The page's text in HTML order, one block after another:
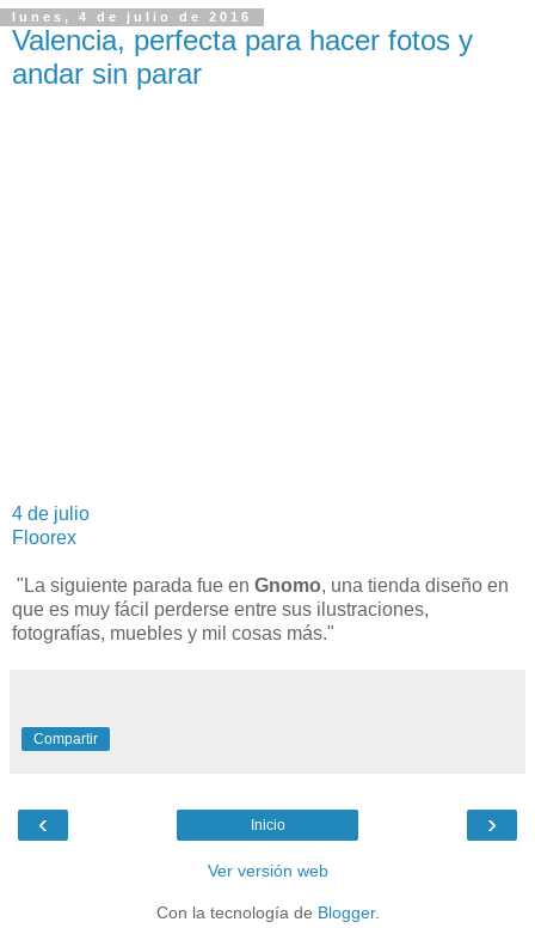
lunes, 4 de julio de 2016
Valencia, perfecta para hacer fotos y
andar sin parar
4 de julio
Floorex
"La siguiente parada fue en Gnomo, una tienda diseño en
que es muy fácil perderse entre sus ilustraciones,
fotografías, muebles y mil cosas más."
Compartir
‹ ›
Inicio
Ver versión web
Con la tecnología de Blogger.